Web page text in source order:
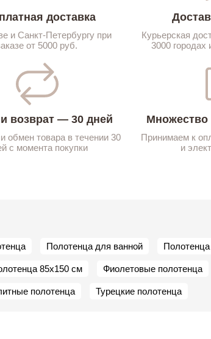
доставка
и Санкт-Петербургу при
от 5000 руб.
Курьерская
3000 городах
возврат — 30 дней
обмен товара в течении 30
с момента покупки
Множество
Принимаем к
и
Полотенца для ванной
85х150 см Фиолетовые полотенца
полотенца Турецкие полотенца